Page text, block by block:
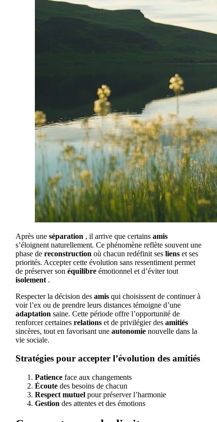
Après une séparation , il arrive que certains amis
s’éloignent naturellement. Ce phénomène reflète souvent une
phase de reconstruction où chacun redéfinit ses liens et ses
priorités. Accepter cette évolution sans ressentiment permet
de préserver son équilibre émotionnel et d’éviter tout
isolement .
Respecter la décision des amis qui choisissent de continuer à
voir l’ex ou de prendre leurs distances témoigne d’une
adaptation saine. Cette période offre l’opportunité de
renforcer certaines relations et de privilégier des amitiés
sincères, tout en favorisant une autonomie nouvelle dans la
vie sociale.
Stratégies pour accepter l’évolution des amitiés
Patience face aux changements
Écoute des besoins de chacun
Respect mutuel pour préserver l’harmonie
Gestion des attentes et des émotions